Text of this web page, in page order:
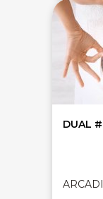
DUAL